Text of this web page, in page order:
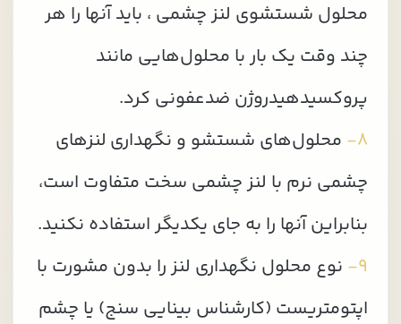
محلول شستشوی لنز چشمی ، باید آنها را هر
چند وقت یک بار با محلول‌هایی مانند
پروکسیدهیدروژن ضدعفونی کرد.
۸-
محلول‌های شستشو و نگهداری لنزهای
چشمی نرم با لنز چشمی سخت متفاوت‌ است،
بنابراین آنها را به جای یکدیگر استفاده نکنید.
۹-
نوع محلول نگهداری لنز را بدون مشورت با
اپتومتریست (کارشناس بینایی سنج) یا چشم